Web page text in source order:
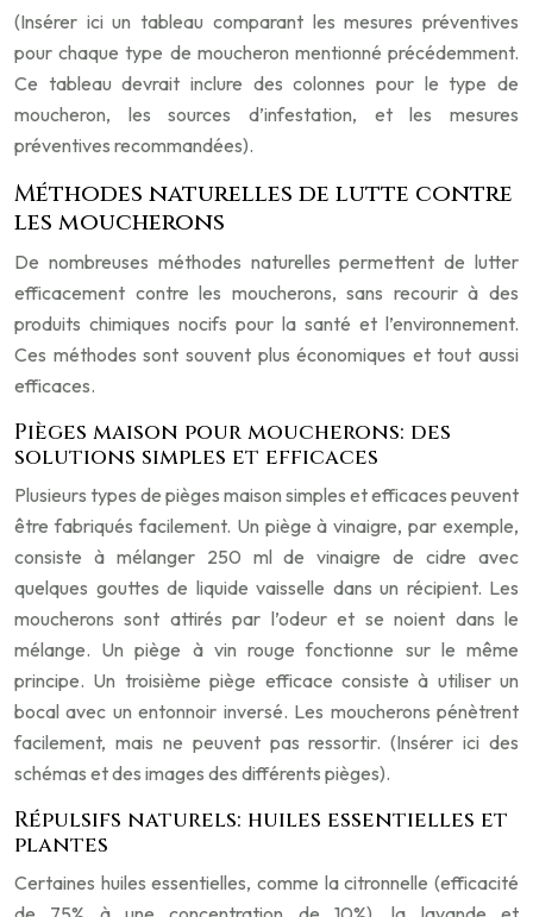
(Insérer ici un tableau comparant les mesures préventives
pour chaque type de moucheron mentionné précédemment.
Ce tableau devrait inclure des colonnes pour le type de
moucheron, les sources d’infestation, et les mesures
préventives recommandées).
Méthodes naturelles de lutte contre
les moucherons
De nombreuses méthodes naturelles permettent de lutter
efficacement contre les moucherons, sans recourir à des
produits chimiques nocifs pour la santé et l’environnement.
Ces méthodes sont souvent plus économiques et tout aussi
efficaces.
Pièges maison pour moucherons: des
solutions simples et efficaces
Plusieurs types de pièges maison simples et efficaces peuvent
être fabriqués facilement. Un piège à vinaigre, par exemple,
consiste à mélanger 250 ml de vinaigre de cidre avec
quelques gouttes de liquide vaisselle dans un récipient. Les
moucherons sont attirés par l’odeur et se noient dans le
mélange. Un piège à vin rouge fonctionne sur le même
principe. Un troisième piège efficace consiste à utiliser un
bocal avec un entonnoir inversé. Les moucherons pénètrent
facilement, mais ne peuvent pas ressortir. (Insérer ici des
schémas et des images des différents pièges).
Répulsifs naturels: huiles essentielles et
plantes
Certaines huiles essentielles, comme la citronnelle (efficacité